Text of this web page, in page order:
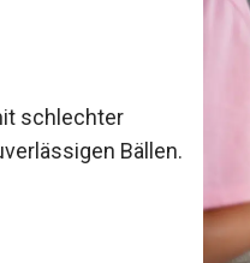
schlechter